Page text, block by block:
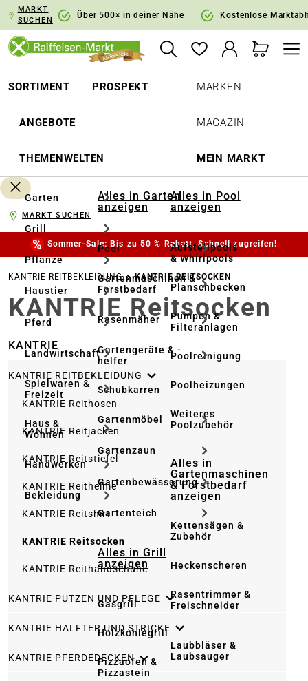
Zur Hauptnavigation springen
MARKT
SUCHEN
Über 500× in deiner Nähe Kostenlose
SORTIMENT PROSPEKT
ANGEBOTE
THEMENWELTEN
MARKEN
MAGAZIN
MEIN MARKT
Garten
Grill
Pflanze
Haustier
Pferd
Landwirtschaft
Spielwaren &
Freizeit
Haus &
Wohnen
Handwerken
Bekleidung
Alles in Garten
anzeigen
Pool
Gartenmaschinen &
Forstbedarf
Rasenmäher
Gartengeräte & -
helfer
Schubkarren
Gartenmöbel
Gartenzaun
Gartenbewässerung
Gartenteich
Alles in Grill
anzeigen
Gasgrill
Holzkohlegrill
Pizzaofen &
Pizzastein
Alles in Pool
anzeigen
Aufstellpools
& Whirlpools
Planschbecken
Pumpen &
Filteranlagen
Poolreinigung
Poolheizungen
Weiteres
Poolzubehör
Alles in
Gartenmaschinen
& Forstbedarf
anzeigen
Kettensägen &
Zubehör
Heckenscheren
Rasentrimmer &
Freischneider
Laubbläser &
Laubsauger
MARKT SUCHEN
Sommer-Sale: Bis zu 50 % Rabatt. Schnell zugreifen!
KANTRIE REITBEKLEIDUNG KANTRIE REITSOCKEN
KANTRIE Reitsocken
KANTRIE
KANTRIE REITBEKLEIDUNG
KANTRIE Reithosen
KANTRIE Reitjacken
KANTRIE Reitstiefel
KANTRIE Reithelme
KANTRIE Reitshirt
KANTRIE Reitsocken
KANTRIE Reithandschuhe
KANTRIE PUTZEN UND PFLEGE
KANTRIE HALFTER UND STRICKE
KANTRIE PFERDEDECKEN